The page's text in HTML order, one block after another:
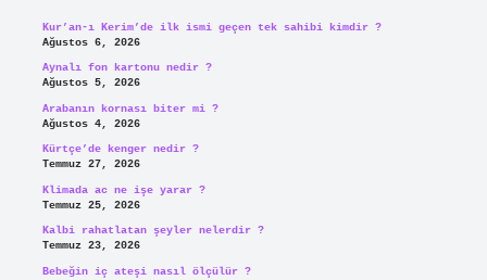
Kur’an-ı Kerim’de ilk ismi geçen tek sahibi kimdir ?
Ağustos 6, 2026
Aynalı fon kartonu nedir ?
Ağustos 5, 2026
Arabanın kornası biter mi ?
Ağustos 4, 2026
Kürtçe’de kenger nedir ?
Temmuz 27, 2026
Klimada ac ne işe yarar ?
Temmuz 25, 2026
Kalbi rahatlatan şeyler nelerdir ?
Temmuz 23, 2026
Bebeğin iç ateşi nasıl ölçülür ?